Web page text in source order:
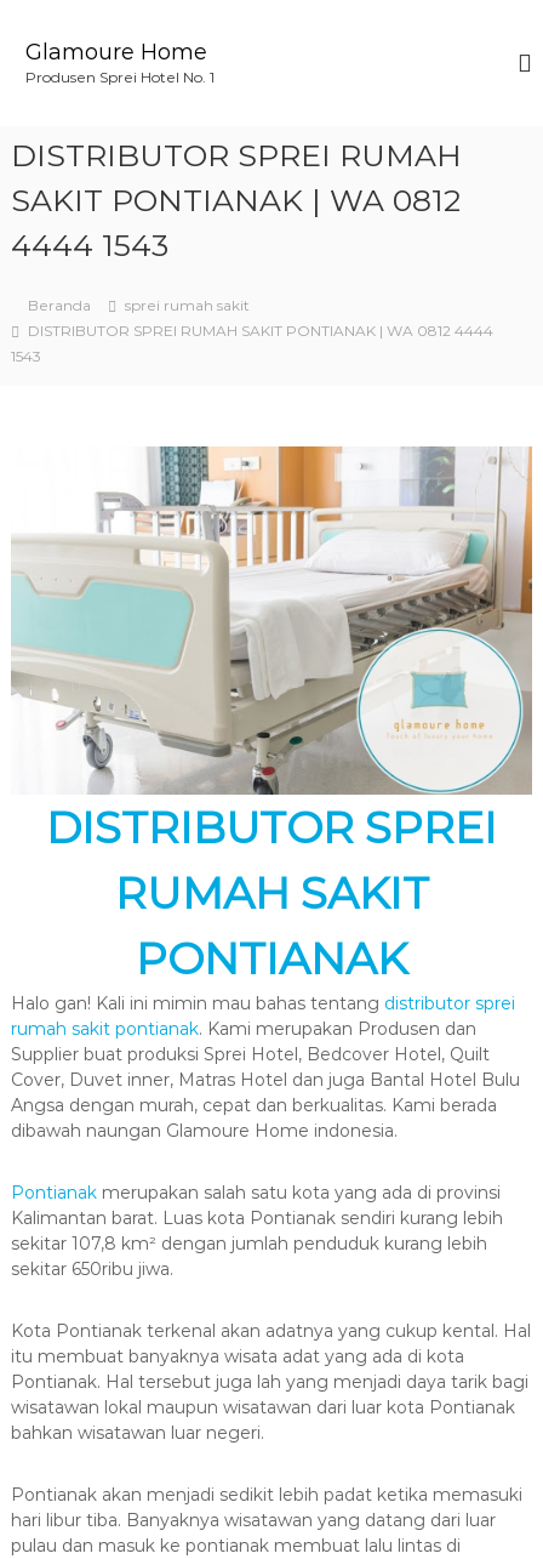
Glamoure Home
Produsen Sprei Hotel No. 1
DISTRIBUTOR SPREI RUMAH
SAKIT PONTIANAK | WA 0812
4444 1543
Beranda
sprei rumah sakit
DISTRIBUTOR SPREI RUMAH SAKIT PONTIANAK | WA 0812 4444
1543
DISTRIBUTOR SPREI
RUMAH SAKIT
PONTIANAK
Halo gan! Kali ini mimin mau bahas tentang distributor sprei
rumah sakit pontianak. Kami merupakan Produsen dan
Supplier buat produksi Sprei Hotel, Bedcover Hotel, Quilt
Cover, Duvet inner, Matras Hotel dan juga Bantal Hotel Bulu
Angsa dengan murah, cepat dan berkualitas. Kami berada
dibawah naungan Glamoure Home indonesia.
Pontianakmerupakan salah satu kota yang ada di provinsi
Kalimantan barat. Luas kota Pontianak sendiri kurang lebih
sekitar 107,8 km² dengan jumlah penduduk kurang lebih
sekitar 650ribu jiwa.
Kota Pontianak terkenal akan adatnya yang cukup kental. Hal
itu membuat banyaknya wisata adat yang ada di kota
Pontianak. Hal tersebut juga lah yang menjadi daya tarik bagi
wisatawan lokal maupun wisatawan dari luar kota Pontianak
bahkan wisatawan luar negeri.
Pontianak akan menjadi sedikit lebih padat ketika memasuki
hari libur tiba. Banyaknya wisatawan yang datang dari luar
pulau dan masuk ke pontianak membuat lalu lintas di